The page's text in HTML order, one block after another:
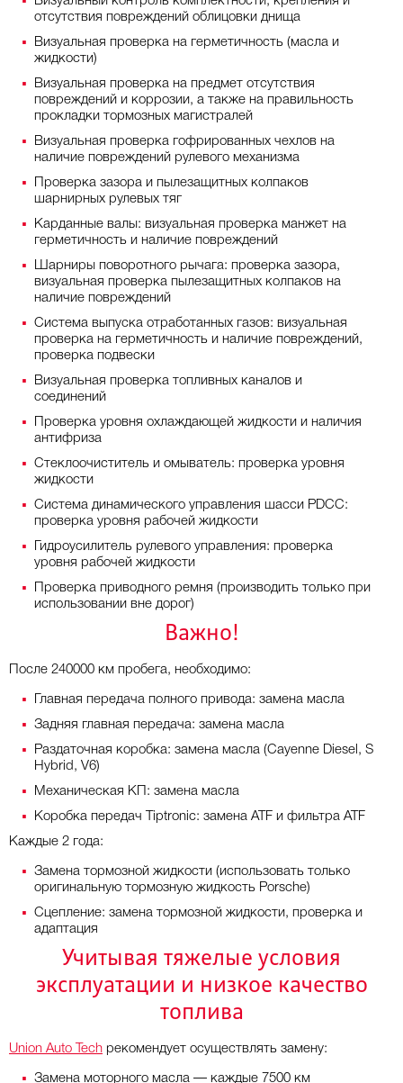
отсутствия повреждений облицовки днища
Визуальная проверка на герметичность (масла и
жидкости)
Визуальная проверка на предмет отсутствия
повреждений и коррозии, а также на правильность
прокладки тормозных магистралей
Визуальная проверка гофрированных чехлов на
наличие повреждений рулевого механизма
Проверка зазора и пылезащитных колпаков
шарнирных рулевых тяг
Карданные валы: визуальная проверка манжет на
герметичность и наличие повреждений
Шарниры поворотного рычага: проверка зазора,
визуальная проверка пылезащитных колпаков на
наличие повреждений
Система выпуска отработанных газов: визуальная
проверка на герметичность и наличие повреждений,
проверка подвески
Визуальная проверка топливных каналов и
соединений
Проверка уровня охлаждающей жидкости и наличия
антифриза
Стеклоочиститель и омыватель: проверка уровня
жидкости
Система динамического управления шасси PDCC:
проверка уровня рабочей жидкости
Гидроусилитель рулевого управления: проверка
уровня рабочей жидкости
Проверка приводного ремня (производить только при
использовании вне дорог)
Важно!
После 240000 км пробега, необходимо:
Главная передача полного привода: замена масла
Задняя главная передача: замена масла
Раздаточная коробка: замена масла (Cayenne Diesel, S
Hybrid, V6)
Механическая КП: замена масла
Коробка передач Tiptronic: замена ATF и фильтра ATF
Каждые 2 года:
Замена тормозной жидкости (использовать только
оригинальную тормозную жидкость Porsche)
Сцепление: замена тормозной жидкости, проверка и
адаптация
Учитывая тяжелые условия
эксплуатации и низкое качество
топлива
Union Auto Tech рекомендует осуществлять замену:
Замена моторного масла — каждые 7500 км